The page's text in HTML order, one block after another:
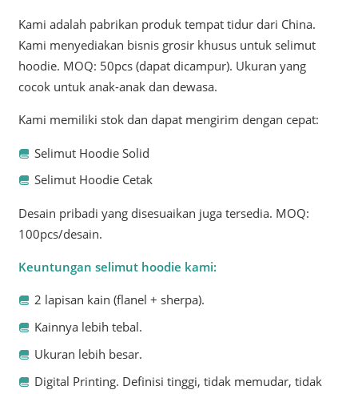
Kami adalah pabrikan produk tempat tidur dari China.
Kami menyediakan bisnis grosir khusus untuk selimut
hoodie. MOQ: 50pcs (dapat dicampur). Ukuran yang
cocok untuk anak-anak dan dewasa.
Kami memiliki stok dan dapat mengirim dengan cepat:
Selimut Hoodie Solid
Selimut Hoodie Cetak
Desain pribadi yang disesuaikan juga tersedia. MOQ:
100pcs/desain.
Keuntungan selimut hoodie kami:
2 lapisan kain (flanel + sherpa).
Kainnya lebih tebal.
Ukuran lebih besar.
Digital Printing. Definisi tinggi, tidak memudar, tidak